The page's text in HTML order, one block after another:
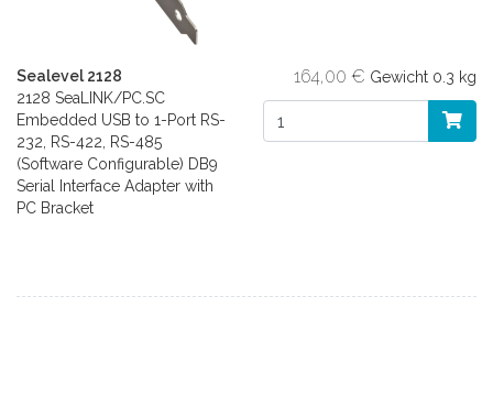
Sealevel 2128
2128 SeaLINK/PC.SC
Embedded USB to 1-Port RS-
232, RS-422, RS-485
(Software Configurable) DB9
Serial Interface Adapter with
PC Bracket
164,00 € Gewicht 0.3 kg